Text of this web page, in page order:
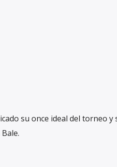
su once ideal del torneo y